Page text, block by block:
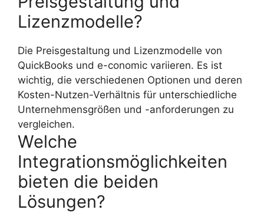
Lizenzmodelle?
Die Preisgestaltung und Lizenzmodelle von
QuickBooks und e-conomic variieren. Es ist
wichtig, die verschiedenen Optionen und deren
Kosten-Nutzen-Verhältnis für unterschiedliche
Unternehmensgrößen und -anforderungen zu
vergleichen.
Welche
Integrationsmöglichkeiten
bieten die beiden
Lösungen?